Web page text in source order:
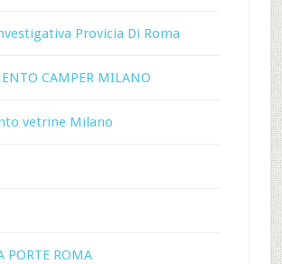
Provicia Di Roma
CAMPER MILANO
vetrine Milano
PORTE ROMA